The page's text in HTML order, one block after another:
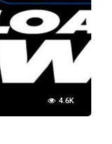
4.6K